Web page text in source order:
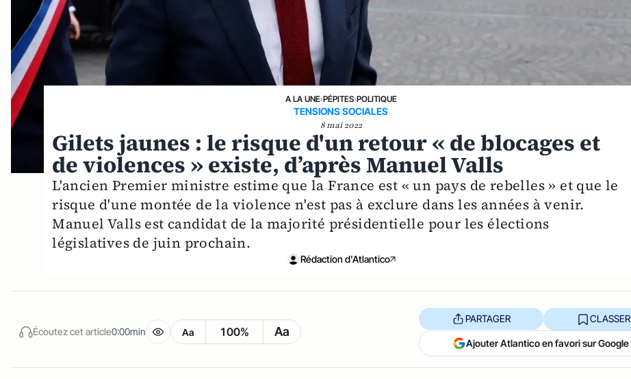
A LA UNE›PÉPITES›POLITIQUE
TENSIONS SOCIALES
8 mai 2022
Gilets jaunes : le risque d'un retour « de blocages et
de violences » existe, d’après Manuel Valls
L'ancien Premier ministre estime que la France est « un pays de rebelles » et que le
risque d'une montée de la violence n'est pas à exclure dans les années à venir.
Manuel Valls est candidat de la majorité présidentielle pour les élections
législatives de juin prochain.
Rédaction d'Atlantico
Écoutez cet article0:00min Aa 100% Aa
PARTAGER CLASSER
Ajouter Atlantico en favori sur Google